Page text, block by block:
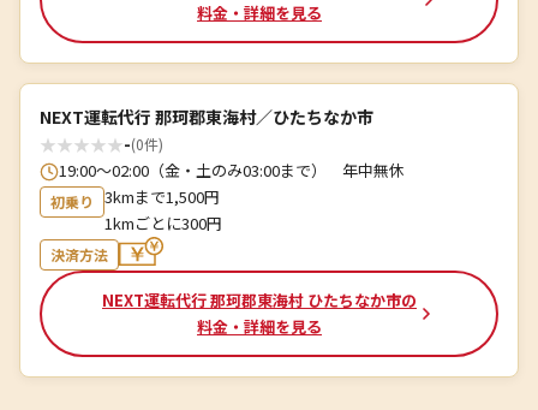
料金・詳細を見る
NEXT運転代行 那珂郡東海村／ひたちなか市
★★★★★-(0件)
19:00～02:00（金・土のみ03:00まで） 年中無休
初乗り
3kmまで1,500円
1kmごとに300円
決済方法
NEXT運転代行 那珂郡東海村 ひたちなか市の
料金・詳細を見る